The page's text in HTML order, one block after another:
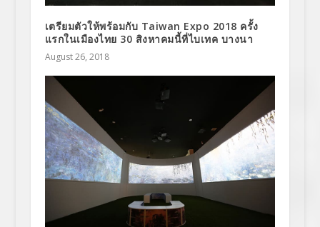
เตรียมตัวให้พร้อมกับ Taiwan Expo 2018 ครั้ง
แรกในเมืองไทย 30 สิงหาคมนี้ที่ไบเทค บางนา
August 26, 2018